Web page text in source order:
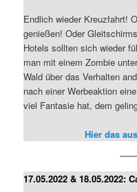
Endlich wieder Kreuzfahrt!
genießen! Oder
Hotels sollten sich wieder
man mit einem Zombie
Wald über das Verhalten
nach einer Werbeaktion
viel Fantasie hat, dem
Hier das
17.05.2022 & 18.05.2022: